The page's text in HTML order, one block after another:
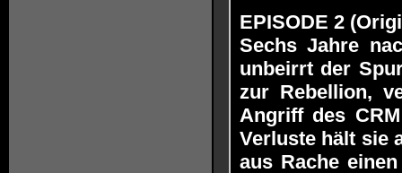
EPISODE 2
Sechs Jahre
unbeirrt der
zur Rebellion,
Angriff des
Verluste hält sie
aus Rache